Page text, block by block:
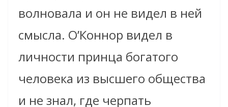
волновала и он не видел в ней
смысла. О’Коннор видел в
личности принца богатого
человека из высшего общества
и не знал, где черпать